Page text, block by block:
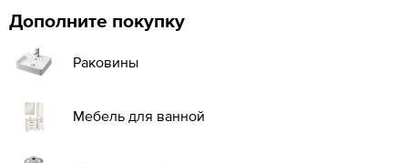
Дополните покупку
Раковины
Мебель для ванной